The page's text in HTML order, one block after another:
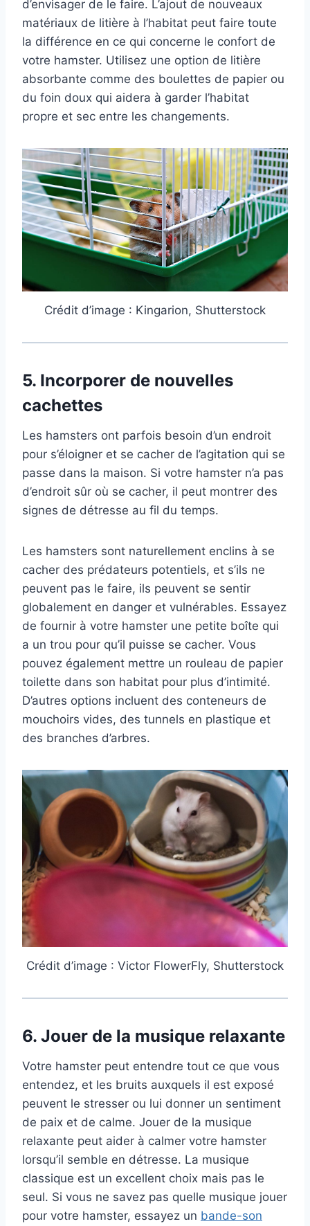
d’envisager de le faire. L’ajout de nouveaux
matériaux de litière à l’habitat peut faire toute
la différence en ce qui concerne le confort de
votre hamster. Utilisez une option de litière
absorbante comme des boulettes de papier ou
du foin doux qui aidera à garder l’habitat
propre et sec entre les changements.
Crédit d’image : Kingarion, Shutterstock
5. Incorporer de nouvelles
cachettes
Les hamsters ont parfois besoin d’un endroit
pour s’éloigner et se cacher de l’agitation qui se
passe dans la maison. Si votre hamster n’a pas
d’endroit sûr où se cacher, il peut montrer des
signes de détresse au fil du temps.
Les hamsters sont naturellement enclins à se
cacher des prédateurs potentiels, et s’ils ne
peuvent pas le faire, ils peuvent se sentir
globalement en danger et vulnérables. Essayez
de fournir à votre hamster une petite boîte qui
a un trou pour qu’il puisse se cacher. Vous
pouvez également mettre un rouleau de papier
toilette dans son habitat pour plus d’intimité.
D’autres options incluent des conteneurs de
mouchoirs vides, des tunnels en plastique et
des branches d’arbres.
Crédit d’image : Victor FlowerFly, Shutterstock
6. Jouer de la musique relaxante
Votre hamster peut entendre tout ce que vous
entendez, et les bruits auxquels il est exposé
peuvent le stresser ou lui donner un sentiment
de paix et de calme. Jouer de la musique
relaxante peut aider à calmer votre hamster
lorsqu’il semble en détresse. La musique
classique est un excellent choix mais pas le
seul. Si vous ne savez pas quelle musique jouer
pour votre hamster, essayez un bande-son